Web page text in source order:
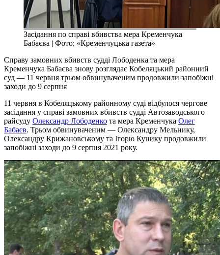
Засідання по справі вбивства мера Кременчука
Бабаєва | Фото: «Кременчуцька газета»
Справу замовних вбивств судді Лободенка та мера
Кременчука Бабаєва знову розглядає Кобеляцький районний
суд — 11 червня трьом обвинуваченим продовжили запобіжні
заходи до 9 серпня
11 червня в Кобеляцькому районному суді відбулося чергове
засідання у справі замовних вбивств судді Автозаводського
райсуду Олександр Лободенко та мера Кременчука Олег
Бабаєв. Трьом обвинуваченим — Олександру Мельнику,
Олександру Крижановському та Ігорю Кунику продовжили
запобіжні заходи до 9 серпня 2021 року.